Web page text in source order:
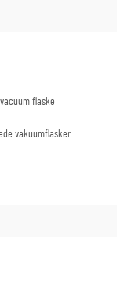
flaske
vakuumflasker